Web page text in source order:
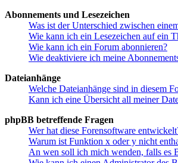
Abonnements und Lesezeichen
Was ist der Unterschied zwischen
Wie kann ich ein Lesezeichen auf ein
Wie kann ich ein Forum abonnieren?
Wie deaktiviere ich meine
Dateianhänge
Welche Dateianhänge sind in diesem
Kann ich eine Übersicht all meiner
phpBB betreffende Fragen
Wer hat diese Forensoftware
Warum ist Funktion x oder y nicht
An wen soll ich mich wenden, falls es